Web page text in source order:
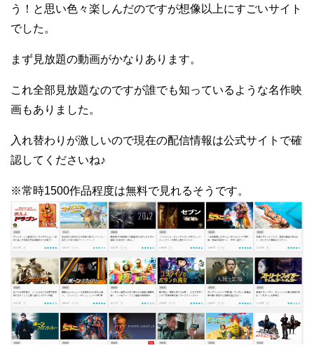
う！と思い色々楽しんだのですが想像以上にすごいサイト
でした。
まず見放題の動画がかなりあります。
これ全部見放題なのですが誰でも知っているような名作映
画もありました。
入れ替わりが激しいので現在の配信情報は公式サイトで確
認してくださいね♪
※常時1500作品程度は無料で見れるそうです。